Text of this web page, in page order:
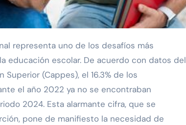
educación escolar. De acuerdo con datos del
(Cappes), el 16.3% de los
el año 2022 ya no se encontraban
2024. Esta alarmante cifra, que se
pone de manifiesto la necesidad de